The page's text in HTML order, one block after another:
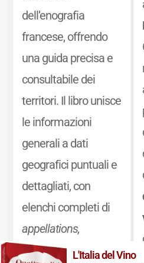
dell’enografia
francese, offrendo
una guida precisa e
consultabile dei
territori. Il libro unisce
le informazioni
generali a dati
geografici puntuali e
dettagliati, con
elenchi completi di
appellations,
dénominationse
L'Italia del Vino